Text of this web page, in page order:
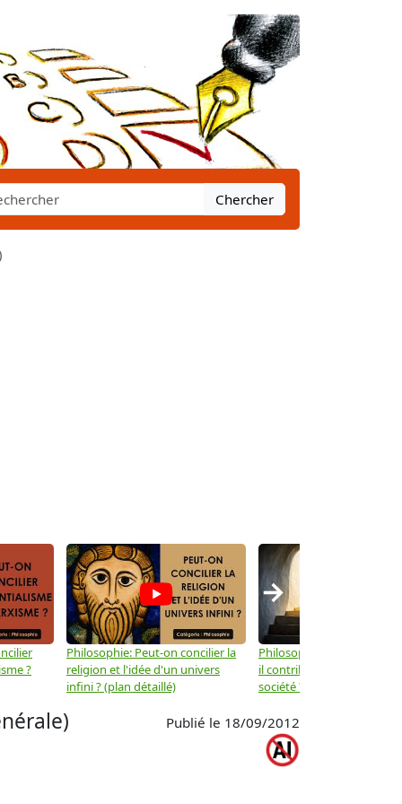
Chercher
?
Philosophie: Peut-on concilier la
religion et l'idée d'un univers
infini ? (plan détaillé)
Philosophie: Le
il contribuer au progrès de
société ? (plan détaillé)
→
Publié le 18/09/2012